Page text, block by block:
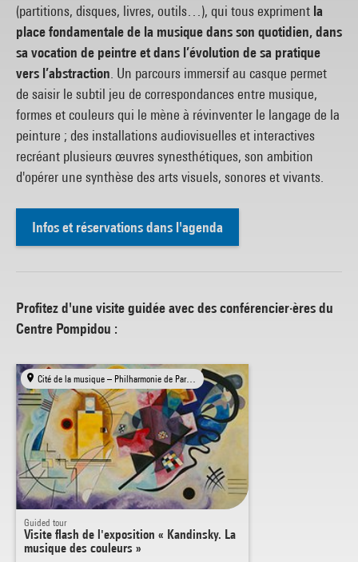
(partitions, disques, livres, outils…), qui tous expriment la
place fondamentale de la musique dans son quotidien, dans
sa vocation de peintre et dans l’évolution de sa pratique
vers l’abstraction . Un parcours immersif au casque permet
de saisir le subtil jeu de correspondances entre musique,
formes et couleurs qui le mène à révinventer le langage de la
peinture ; des installations audiovisuelles et interactives
recréant plusieurs œuvres synesthétiques, son ambition
d'opérer une synthèse des arts visuels, sonores et vivants.
Infos et réservations dans l'agenda
Profitez d'une visite guidée avec des conférencier·ères du
Centre Pompidou :
Cité de la musique – Philharmonie de Paris, Paris
Guided tour
Visite flash de l'exposition « Kandinsky. La
musique des couleurs »